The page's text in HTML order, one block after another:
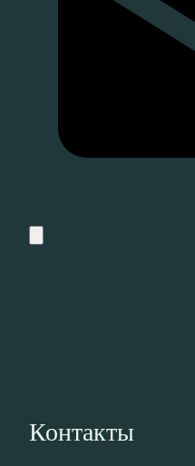
Контакты